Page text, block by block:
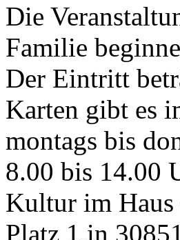
Die
Familie
Der Eintritt
Karten gibt es
montags bis
8.00 bis 14.00
Kultur im Haus
Platz 1 in